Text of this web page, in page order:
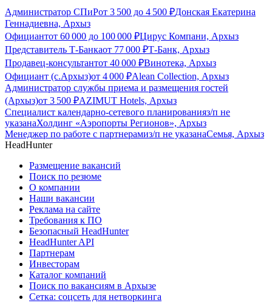
Администратор СПиРот 3 500 до 4 500 ₽Донская Екатерина
Геннадиевна, Архыз
Официантот 60 000 до 100 000 ₽Цирус Компани, Архыз
Представитель Т-Банкаот 77 000 ₽Т-Банк, Архыз
Продавец-консультантот 40 000 ₽Винотека, Архыз
Официант (с.Архыз)от 4 000 ₽Alean Collection, Архыз
Администратор службы приема и размещения гостей
(Архыз)от 3 500 ₽AZIMUT Hotels, Архыз
Специалист календарно-сетевого планированияз/п не
указанаХолдинг «Аэропорты Регионов», Архыз
Менеджер по работе с партнерамиз/п не указанаСемья, Архыз
HeadHunter
Размещение вакансий
Поиск по резюме
О компании
Наши вакансии
Реклама на сайте
Требования к ПО
Безопасный HeadHunter
HeadHunter API
Партнерам
Инвесторам
Каталог компаний
Поиск по вакансиям в Архызе
Сетка: соцсеть для нетворкинга